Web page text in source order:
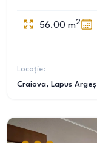
56.00 m2
Locație:
Craiova, Lapus Argeș